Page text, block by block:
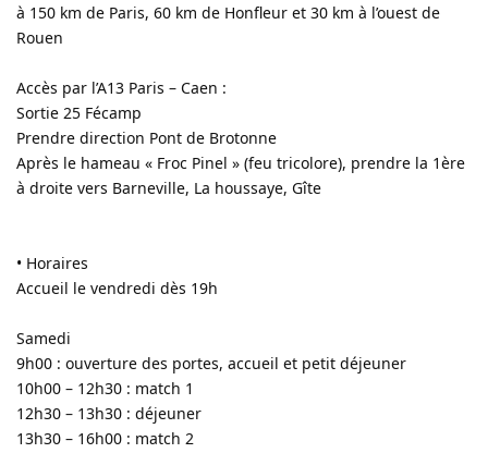
à 150 km de Paris, 60 km de Honfleur et 30 km à l’ouest de
Rouen
Accès par l’A13 Paris – Caen :
Sortie 25 Fécamp
Prendre direction Pont de Brotonne
Après le hameau « Froc Pinel » (feu tricolore), prendre la 1ère
à droite vers Barneville, La houssaye, Gîte
• Horaires
Accueil le vendredi dès 19h
Samedi
9h00 : ouverture des portes, accueil et petit déjeuner
10h00 – 12h30 : match 1
12h30 – 13h30 : déjeuner
13h30 – 16h00 : match 2